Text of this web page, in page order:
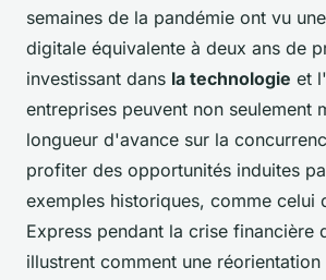
semaines de la pandémie ont vu
digitale équivalente à deux ans de
investissant dans la technologie et
entreprises peuvent non seulement
longueur d'avance sur la
profiter des opportunités induites
exemples historiques, comme celui
Express pendant la crise financière
illustrent comment une